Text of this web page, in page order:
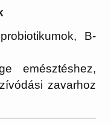
B-
emésztéshez,
zavarhoz